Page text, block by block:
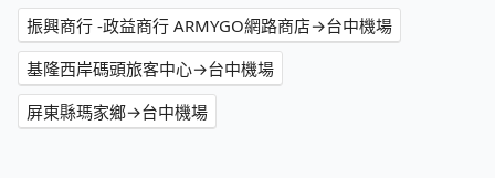
振興商行 -政益商行 ARMYGO網路商店→台中機場
基隆西岸碼頭旅客中心→台中機場
屏東縣瑪家鄉→台中機場